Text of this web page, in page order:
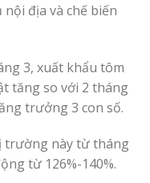
địa và chế biến
3, xuất khẩu tôm
tăng so với 2 tháng
trưởng 3 con số.
trường này từ tháng
từ 126%-140%.